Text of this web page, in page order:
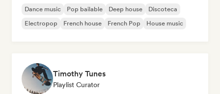
Dance music Pop bailable Deep house
Discoteca
Electropop
French house French Pop House music
Timothy Tunes
Playlist Curator